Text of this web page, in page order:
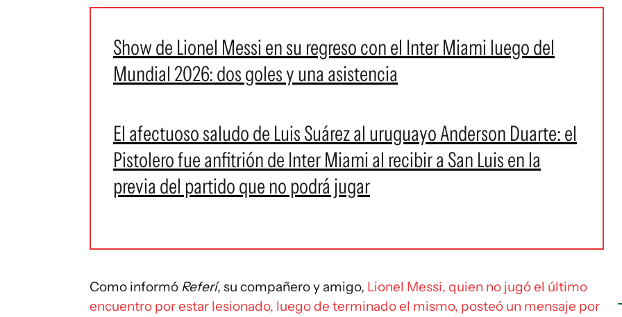
Show de Lionel Messi en su regreso con el Inter Miami luego del
Mundial 2026: dos goles y una asistencia
El afectuoso saludo de Luis Suárez al uruguayo Anderson Duarte: el
Pistolero fue anfitrión de Inter Miami al recibir a San Luis en la
previa del partido que no podrá jugar
Como informó Referí, su compañero y amigo, Lionel Messi, quien no jugó el último
encuentro por estar lesionado, luego de terminado el mismo, posteó un mensaje por